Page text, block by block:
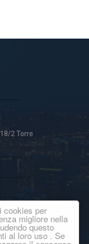
cookies per
migliore nella
questo
al loro uso . Se
2 Torre